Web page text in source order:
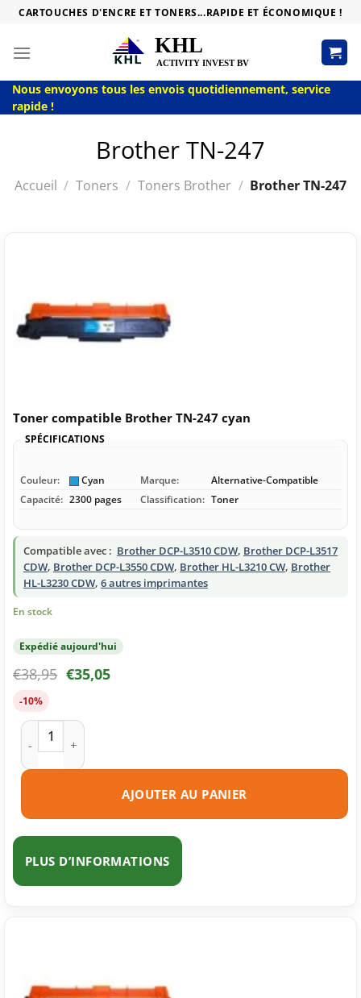
Passer
contenu
CARTOUCHES D'ENCRE ET TONERS...RAPIDE ET ÉCONOMIQUE !
Nous envoyons tous les envois quotidiennement, service
rapide !
Brother TN-247
Accueil / Toners / Toners Brother / Brother TN-247
Toner compatible Brother TN-247 cyan
SPÉCIFICATIONS
Couleur: Cyan Marque:
Alternative-Compatible
Capacité: 2300 pages Classification: Toner
Compatible avec : Brother DCP-L3510 CDW, Brother DCP-L3517
CDW, Brother DCP-L3550 CDW, Brother HL-L3210 CW, Brother
HL-L3230 CDW, 6 autres imprimantes
En stock
Expédié aujourd'hui
€38,95 €35,05
-10%
quantité de Toner compatible Brother TN-247 cyan
AJOUTER AU PANIER
PLUS D’INFORMATIONS